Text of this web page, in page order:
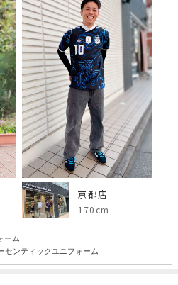
京都店
170cm
ーム
センティックユニフォーム